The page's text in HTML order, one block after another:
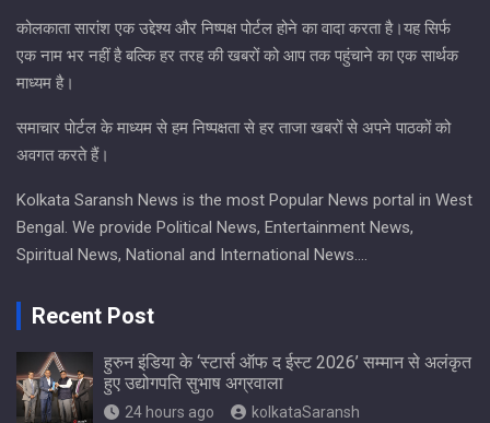
कोलकाता सारांश एक उद्देश्य और निष्पक्ष पोर्टल होने का वादा करता है।यह सिर्फ
एक नाम भर नहीं है बल्कि हर तरह की खबरों को आप तक पहुंचाने का एक सार्थक
माध्यम है।
समाचार पोर्टल के माध्यम से हम निष्पक्षता से हर ताजा खबरों से अपने पाठकों को
अवगत करते हैं।
Kolkata Saransh News is the most Popular News portal in West
Bengal. We provide Political News, Entertainment News,
Spiritual News, National and International News….
Recent Post
हुरुन इंडिया के ‘स्टार्स ऑफ द ईस्ट 2026’ सम्मान से अलंकृत
हुए उद्योगपति सुभाष अग्रवाला
24 hours ago kolkataSaransh